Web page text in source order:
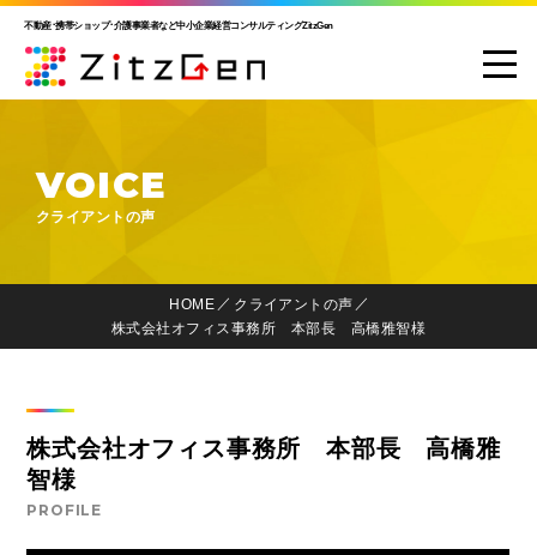
不動産･携帯ショップ･介護事業者など中小企業経営コンサルティングZitzGen
VOICE
クライアントの声
HOME
クライアントの声
株式会社オフィス事務所 本部長 高橋雅智様
株式会社オフィス事務所 本部長 高橋雅
智様
PROFILE